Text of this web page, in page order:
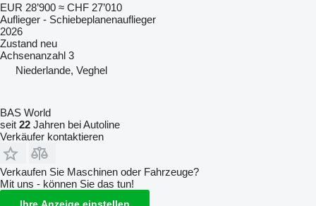
EUR 28’900 ≈ CHF 27’010
Auflieger - Schiebeplanenauflieger
2026
Zustand neu
Achsenanzahl 3
Niederlande, Veghel
BAS World
seit 22 Jahren bei Autoline
Verkäufer kontaktieren
Verkaufen Sie Maschinen oder Fahrzeuge?
Mit uns - können Sie das tun!
Ihre Anzeige einstellen